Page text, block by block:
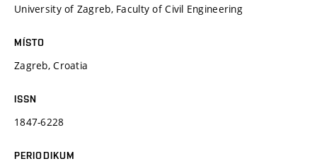
University of Zagreb, Faculty of Civil Engineering
MÍSTO
Zagreb, Croatia
ISSN
1847-6228
PERIODIKUM